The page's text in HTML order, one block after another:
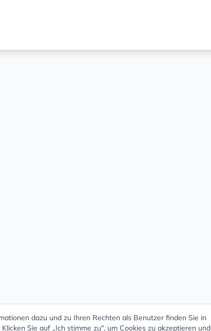
dazu und zu Ihren Rechten als Benutzer finden Sie in
Sie auf „Ich stimme zu", um Cookies zu akzeptieren und